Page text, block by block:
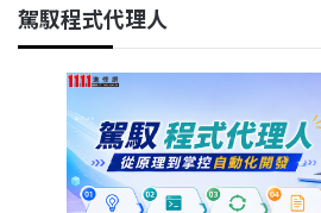
駕馭程式代理人